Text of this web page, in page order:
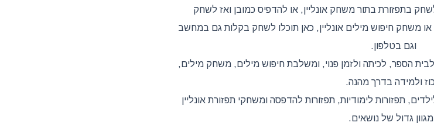
בתפזורת בתור משחק אונליין, או להדפיס כמובן ואז לשחק
משחק חיפוש מילים אונליין, כאן תוכלו לשחק בקלות גם במחשב
וגם בטלפון.
הספר, לכיתה ולזמן פנוי, ומשלבת חיפוש מילים, משחק מילים,
ולמידה בדרך מהנה.
תפזורות לימודיות, תפזורות להדפסה ומשחקי תפזורת אונליין
גדול של נושאים.